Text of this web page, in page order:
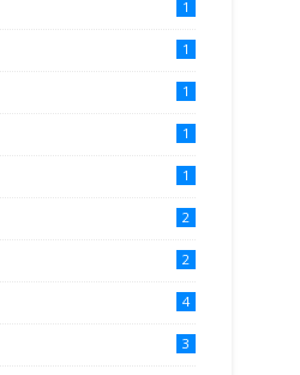
1
1
1
1
1
2
2
4
3